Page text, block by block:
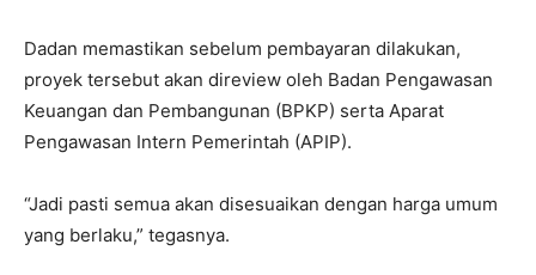
Dadan memastikan sebelum pembayaran dilakukan,
proyek tersebut akan direview oleh Badan Pengawasan
Keuangan dan Pembangunan (BPKP) serta Aparat
Pengawasan Intern Pemerintah (APIP).
“Jadi pasti semua akan disesuaikan dengan harga umum
yang berlaku,” tegasnya.